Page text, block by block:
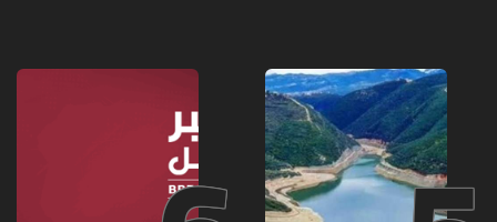
مزروعة بالماريجوانا